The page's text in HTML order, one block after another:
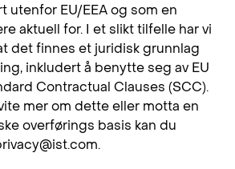
utenfor EU/EEA og som en
aktuell for. I et slikt tilfelle har vi
det finnes et juridisk grunnlag
inkludert å benytte seg av EU
Contractual Clauses (SCC).
mer om dette eller motta en
overførings basis kan du
.